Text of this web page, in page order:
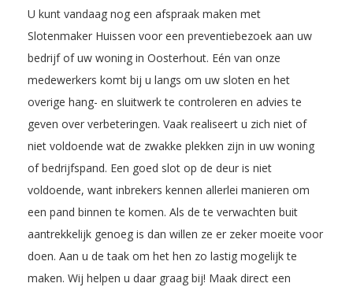
U kunt vandaag nog een afspraak maken met
Slotenmaker Huissen voor een preventiebezoek aan uw
bedrijf of uw woning in Oosterhout. Eén van onze
medewerkers komt bij u langs om uw sloten en het
overige hang- en sluitwerk te controleren en advies te
geven over verbeteringen. Vaak realiseert u zich niet of
niet voldoende wat de zwakke plekken zijn in uw woning
of bedrijfspand. Een goed slot op de deur is niet
voldoende, want inbrekers kennen allerlei manieren om
een pand binnen te komen. Als de te verwachten buit
aantrekkelijk genoeg is dan willen ze er zeker moeite voor
doen. Aan u de taak om het hen zo lastig mogelijk te
maken. Wij helpen u daar graag bij! Maak direct een